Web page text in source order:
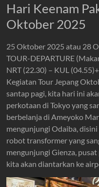
Hari Keenam
Oktober 2025
25 Oktober 2025 atau 28
TOUR-DEPARTURE
NRT (22.30) – KUL
Kegiatan Tour Jepang
santap pagi, kita hari ini
perkotaan di Tokyo yang
berbelanja di Ameyoko
mengunjungi Odaiba,
robot transformer yang
mengunjungi Gienza,
kita akan diantarkan ke